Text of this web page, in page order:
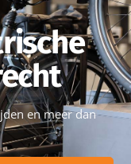
en meer dan